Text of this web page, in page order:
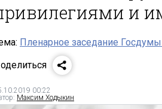
и
Пленарное заседание Госдумы
00:22
Максим Ходыкин